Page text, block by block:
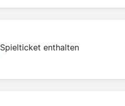
Spielticket enthalten